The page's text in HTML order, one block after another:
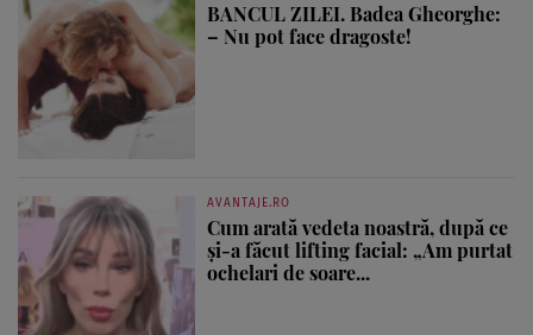
BANCUL ZILEI. Badea Gheorghe:
– Nu pot face dragoste!
AVANTAJE.RO
Cum arată vedeta noastră, după ce
și-a făcut lifting facial: „Am purtat
ochelari de soare...